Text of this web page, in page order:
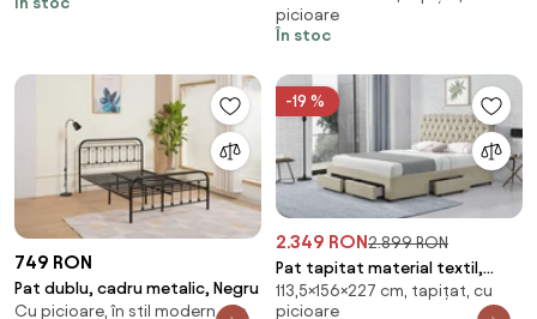
Inteligent Premium cu
Proiector, Purificator de Aer,
Seif Integrat și Spații de
Depozitare
picioare
În stoc
749 RON
Pat dublu, cadru metalic, Negru
Cu picioare, în stil modern, din
-19 %
2.349 RON2.899 RON
Pat tapitat material textil,
cadru lemn, 4 sertare
113,5×156×227 cm, tapițat, cu
picioare